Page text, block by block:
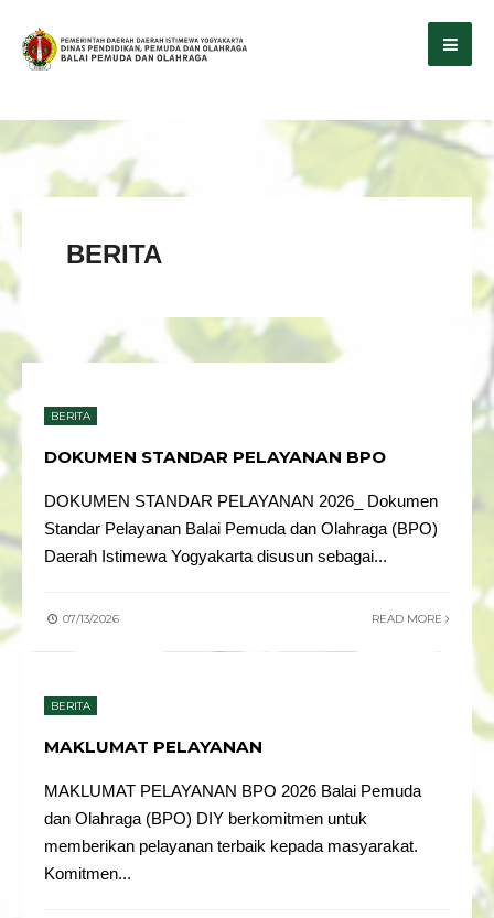
BERITA
BERITA
DOKUMEN STANDAR PELAYANAN BPO
DOKUMEN STANDAR PELAYANAN 2026_ Dokumen
Standar Pelayanan Balai Pemuda dan Olahraga (BPO)
Daerah Istimewa Yogyakarta disusun sebagai...
07/13/2026 READ MORE
BERITA
MAKLUMAT PELAYANAN
MAKLUMAT PELAYANAN BPO 2026 Balai Pemuda
dan Olahraga (BPO) DIY berkomitmen untuk
memberikan pelayanan terbaik kepada masyarakat.
Komitmen...